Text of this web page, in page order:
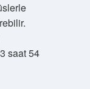
saat 54